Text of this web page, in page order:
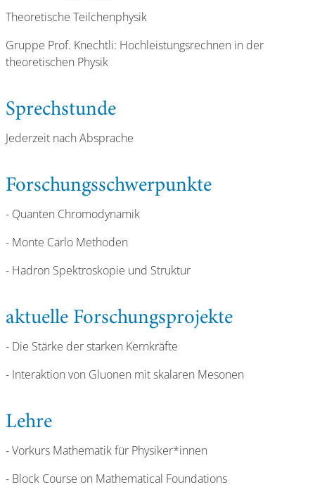
Theoretische Teilchenphysik
Gruppe Prof. Knechtli: Hochleistungsrechnen in der
theoretischen Physik
Sprechstunde
Jederzeit nach Absprache
Forschungsschwerpunkte
- Quanten Chromodynamik
- Monte Carlo Methoden
- Hadron Spektroskopie und Struktur
aktuelle Forschungsprojekte
- Die Stärke der starken Kernkräfte
- Interaktion von Gluonen mit skalaren Mesonen
Lehre
- Vorkurs Mathematik für Physiker*innen
- Block Course on Mathematical Foundations